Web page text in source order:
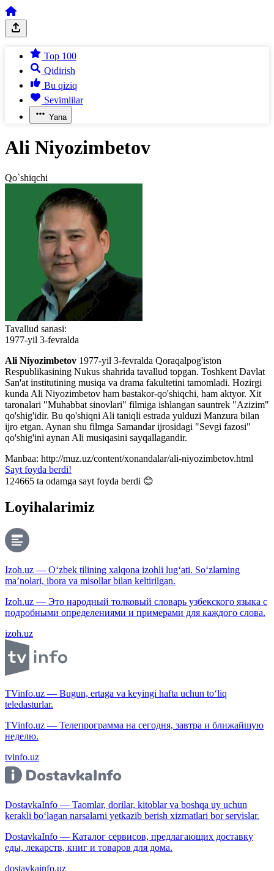
Top 100
Qidirish
Bu qiziq
Sevimlilar
Yana
Ali Niyozimbetov
Qo`shiqchi
Tavallud sanasi:
1977-yil 3-fevralda
Ali Niyozimbetov 1977-yil 3-fevralda Qoraqalpog'iston
Respublikasining Nukus shahrida tavallud topgan. Toshkent Davlat
San'at institutining musiqa va drama fakultetini tamomladi. Hozirgi
kunda Ali Niyozimbetov ham bastakor-qo'shiqchi, ham aktyor. Xit
taronalari "Muhabbat sinovlari" filmiga ishlangan sauntrek "Azizim"
qo'shig'idir. Bu qo'shiqni Ali taniqli estrada yulduzi Manzura bilan
ijro etgan. Aynan shu filmga Samandar ijrosidagi "Sevgi fazosi"
qo'shig'ini aynan Ali musiqasini sayqallagandir.
Manbaa: http://muz.uz/content/xonandalar/ali-niyozimbetov.html
Sayt foyda berdi!
124665 ta odamga sayt foyda berdi 😊
Loyihalarimiz
Izoh.uz — O‘zbek tilining xalqona izohli lug‘ati. So‘zlarning
ma’nolari, ibora va misollar bilan keltirilgan.
Izoh.uz — Это народный толковый словарь узбекского языка с
подробными определениями и примерами для каждого слова.
izoh.uz
TVinfo.uz — Bugun, ertaga va keyingi hafta uchun to‘liq
teledasturlar.
TVinfo.uz — Телепрограмма на сегодня, завтра и ближайшую
неделю.
tvinfo.uz
DostavkaInfo — Taomlar, dorilar, kitoblar va boshqa uy uchun
kerakli bo‘lagan narsalarni yetkazib berish xizmatlari bor servislar.
DostavkaInfo — Каталог сервисов, предлагающих доставку
еды, лекарств, книг и товаров для дома.
dostavkainfo.uz